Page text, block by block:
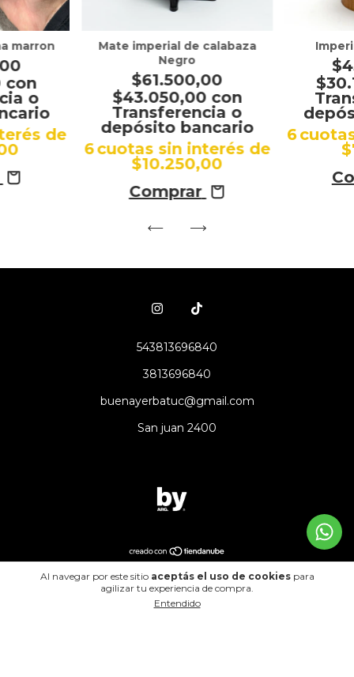
Al navegar por este sitio aceptás el uso de cookiespara
agilizar tu experiencia de compra.
Entendido
marron
con
o
de
Mate imperial de calabaza
Negro
$61.500,00
$43.050,00 con
Transferencia o
depósito bancario
6cuotas sin interés de
$10.250,00
Comprar
6
543813696840
3813696840
buenayerbatuc@gmail.com
San juan 2400
Copyright buena yerba - 2026. Todos los derechos reservados.
Defensa de las y los consumidores. Para reclamos